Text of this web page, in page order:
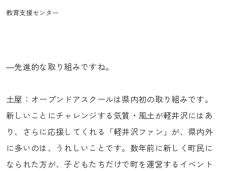
教育支援センター
―先進的な取り組みですね。
土屋：オープンドアスクールは県内初の取り組みです。
新しいことにチャレンジする気質・風土が軽井沢にはあ
り、さらに応援してくれる「軽井沢ファン」が、県内外
に多いのは、うれしいことです。数年前に新しく町民に
なられた方が、子どもたちだけで町を運営するイベント